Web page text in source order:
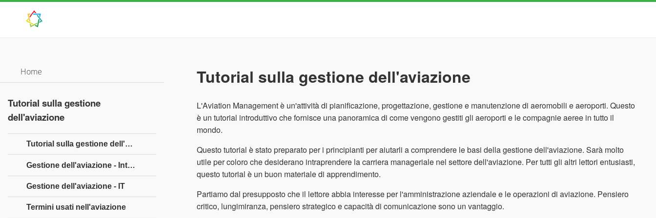
Tutorial sulla gestione dell'aviazione
L'Aviation Management è un'attività di pianificazione, progettazione, gestione e manutenzione di aeromobili e aeroporti. Questo
è un tutorial introduttivo che fornisce una panoramica di come vengono gestiti gli aeroporti e le compagnie aeree in tutto il
mondo.
Questo tutorial è stato preparato per i principianti per aiutarli a comprendere le basi della gestione dell'aviazione. Sarà molto
utile per coloro che desiderano intraprendere la carriera manageriale nel settore dell'aviazione. Per tutti gli altri lettori entusiasti,
questo tutorial è un buon materiale di apprendimento.
Partiamo dal presupposto che il lettore abbia interesse per l'amministrazione aziendale e le operazioni di aviazione. Pensiero
critico, lungimiranza, pensiero strategico e capacità di comunicazione sono un vantaggio.
Home
Tutorial sulla gestione
dell'aviazione
Tutorial sulla gestione dell'aviazione
Gestione dell'aviazione - Introduzione
Gestione dell'aviazione - IT
Termini usati nell'aviazione